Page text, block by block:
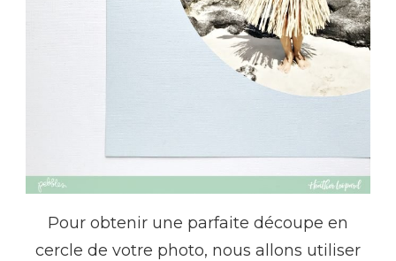
Pour obtenir une parfaite découpe en
cercle de votre photo, nous allons utiliser